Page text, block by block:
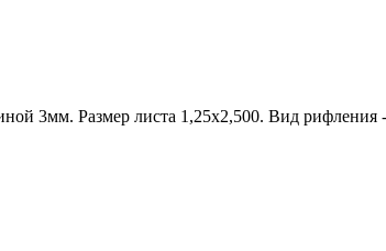
3мм. Размер листа 1,25х2,500. Вид рифления